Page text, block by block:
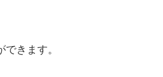
きます。